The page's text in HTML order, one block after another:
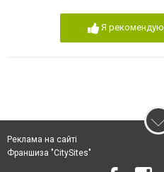
Я рекомендую
Реклама на сайті
Франшиза "CitySites"